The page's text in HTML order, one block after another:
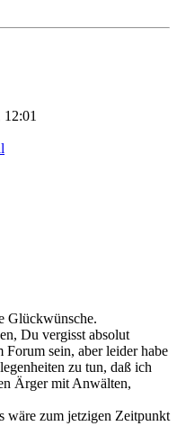
Glückwünsche.
Du vergisst absolut
sein, aber leider habe
zu tun, daß ich
Ärger mit Anwälten,
wäre zum jetzigen Zeitpunkt